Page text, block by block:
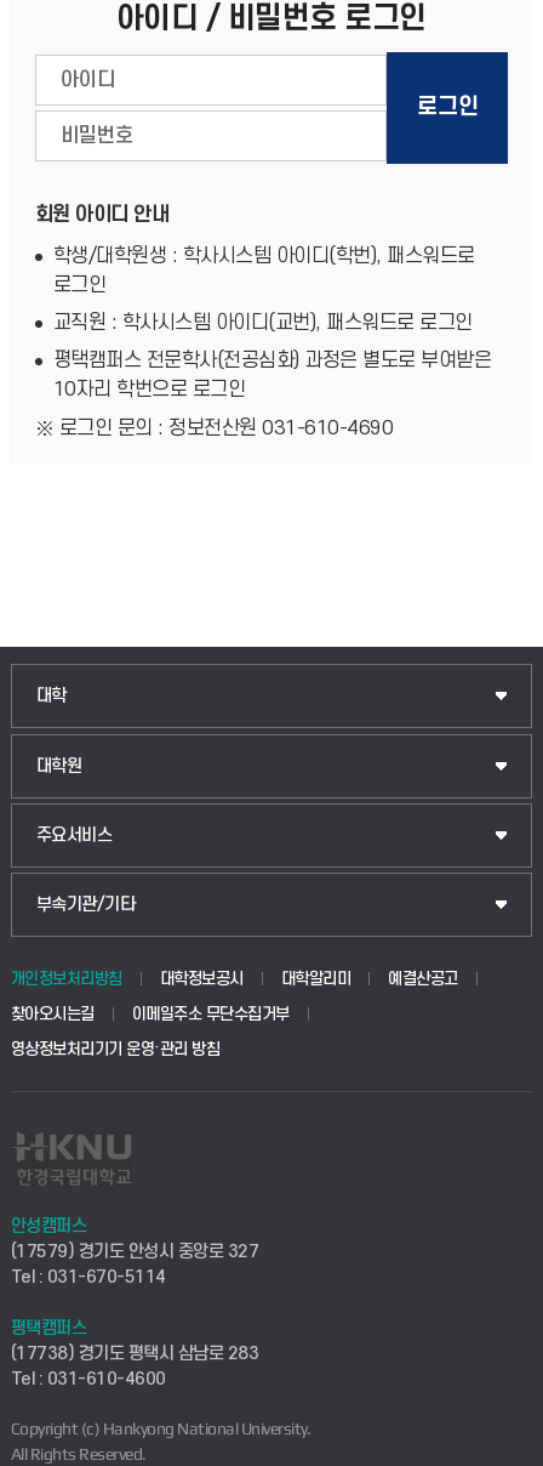
아이디 / 비밀번호 로그인
회원 아이디 안내
학생/대학원생 : 학사시스템 아이디(학번), 패스워드로
로그인
교직원 : 학사시스템 아이디(교번), 패스워드로 로그인
평택캠퍼스 전문학사(전공심화) 과정은 별도로 부여받은
10자리 학번으로 로그인
로그인 문의 : 정보전산원 031-610-4690
대학
인문융합공공인재학부
법경영학부
생명공학부
사회안전시스템공학부
컴퓨터응용수학부
ICT로봇기계공학부
전자전기공학부
디자인건축융합학부
대학원
일반대학원
산업대학원
공공정책대학원
교육대학원
주요서비스
입학안내
웹메일
학사시스템(전문학사 및 전공심화)
사이버캠퍼스(전문학사 및 전공심화)
시설바로처리서비스
연구실안전관리시스템
산학연구관리시스템
부속기관/기타
중앙도서관
학생생활관(안성)
산학협력단
취업지원센터
창업지원센터
현장실습지원센터
개인정보처리방침 대학정보공시 대학알리미
예결산공고
찾아오시는길
이메일주소 무단수집거부
영상정보처리기기 운영·관리 방침
안성캠퍼스
(17579) 경기도 안성시 중앙로 327
Tel : 031-670-5114
평택캠퍼스
(17738) 경기도 평택시 삼남로 283
Tel : 031-610-4600
Copyright (c) Hankyong National University.
All Rights Reserved.